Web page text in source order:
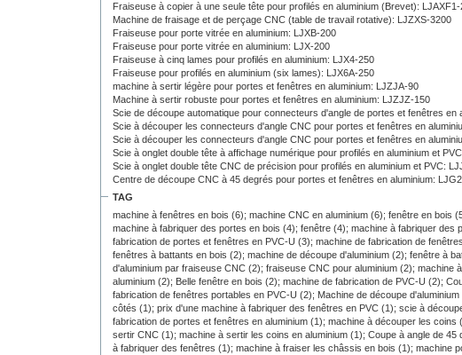
Fraiseuse à copier à une seule tête pour profilés en aluminium (Brevet): LJAXF1-
Machine de fraisage et de perçage CNC (table de travail rotative): LJZXS-3200
Fraiseuse pour porte vitrée en aluminium: LJXB-200
Fraiseuse pour porte vitrée en aluminium: LJX-200
Fraiseuse à cinq lames pour profilés en aluminium: LJX4-250
Fraiseuse pour profilés en aluminium (six lames): LJX6A-250
machine à sertir légère pour portes et fenêtres en aluminium: LJZJA-90
Machine à sertir robuste pour portes et fenêtres en aluminium: LJZJZ-150
Scie de découpe automatique pour connecteurs d'angle de portes et fenêtres en
Scie à découper les connecteurs d'angle CNC pour portes et fenêtres en
Scie à découper les connecteurs d'angle CNC pour portes et fenêtres en
Scie à onglet double tête à affichage numérique pour profilés en aluminium et
Scie à onglet double tête CNC de précision pour profilés en aluminium et PVC:
Centre de découpe CNC à 45 degrés pour portes et fenêtres en aluminium:
TAG
machine à fenêtres en bois (6); machine CNC en aluminium (6); fenêtre en bois
machine à fabriquer des portes en bois (4); fenêtre (4); machine à fabriquer des
fabrication de portes et fenêtres en PVC-U (3); machine de fabrication de
fenêtres à battants en bois (2); machine de découpe d'aluminium (2); fenêtre à
d'aluminium par fraiseuse CNC (2); fraiseuse CNC pour aluminium (2); machine
aluminium (2); Belle fenêtre en bois (2); machine de fabrication de PVC-U (2);
fabrication de fenêtres portables en PVC-U (2); Machine de découpe
côtés (1); prix d'une machine à fabriquer des fenêtres en PVC (1); scie à
fabrication de portes et fenêtres en aluminium (1); machine à découper les coins
sertir CNC (1); machine à sertir les coins en aluminium (1); Coupe à angle de 45
à fabriquer des fenêtres (1); machine à fraiser les châssis en bois (1); machine